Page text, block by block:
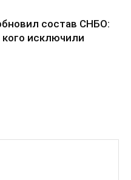
состав СНБО:
исключили